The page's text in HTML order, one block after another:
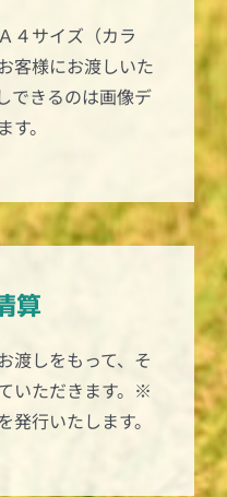
４サイズ（カラ
客様にお渡しいた
できるのは画像デ
。
算
渡しをもって、そ
いただきます。※
発行いたします。